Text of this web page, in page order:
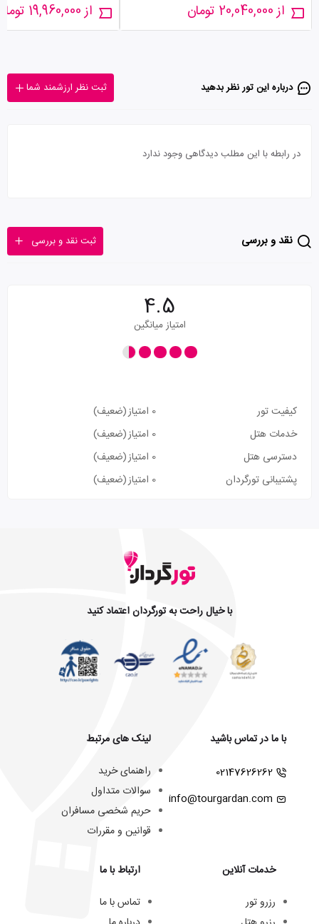
از 20,040,000 تومان از 19,960,000 تومان
درباره این تور‌ نظر بدهید ثبت نظر ارزشمند شما
در رابطه با این مطلب دیدگاهی وجود ندارد
نقد و بررسی ثبت نقد و بررسی
4.5
امتیاز میانگین
کیفیت تور 0 امتیاز
(ضعیف)
خدمات هتل
0 امتیاز
(ضعیف)
دسترسی هتل
0 امتیاز
(ضعیف)
پشتیبانی تورگردان
0 امتیاز (ضعیف)
با خیال راحت به تورگردان اعتماد کنید
با ما در تماس باشید
02147626262
info@tourgardan.com
خدمات آنلاین
رزرو تور
لینک های مرتبط
راهنمای خرید
سوالات متداول
حریم شخصی مسافران
قوانین و مقررات
ارتباط با ما
تماس با ما